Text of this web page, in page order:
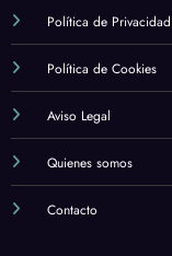
Política de Privacidad
Política de Cookies
Aviso Legal
Quienes somos